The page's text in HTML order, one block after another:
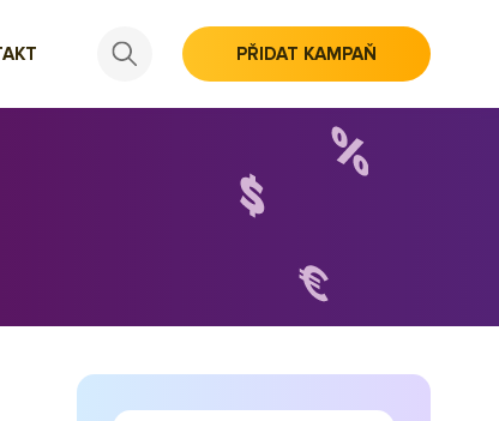
PŘIDAT KAMPAŇ